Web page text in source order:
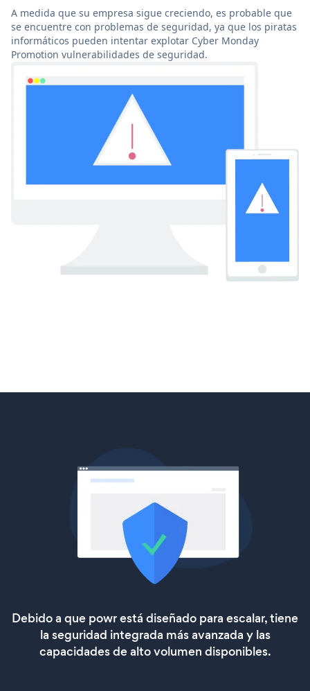
A medida que su empresa sigue creciendo, es probable que
se encuentre con problemas de seguridad, ya que los piratas
informáticos pueden intentar explotar Cyber Monday
Promotion vulnerabilidades de seguridad.
Debido a que powr está diseñado para escalar, tiene
la seguridad integrada más avanzada y las
capacidades de alto volumen disponibles.